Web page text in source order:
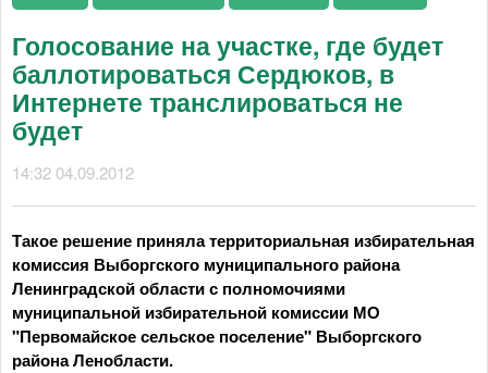
Голосование на участке, где будет
баллотироваться Сердюков, в
Интернете транслироваться не
будет
14:32 04.09.2012
Такое решение приняла территориальная избирательная
комиссия Выборгского муниципального района
Ленинградской области с полномочиями
муниципальной избирательной комиссии МО
"Первомайское сельское поселение" Выборгского
района Ленобласти.